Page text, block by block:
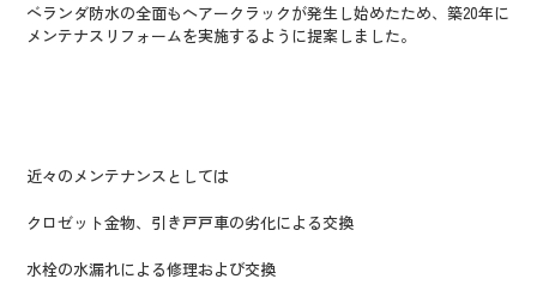
ベランダ防水の全面もヘアークラックが発生し始めたため、築20年に
メンテナスリフォームを実施するように提案しました。
近々のメンテナンスとしては
クロゼット金物、引き戸戸車の劣化による交換
水栓の水漏れによる修理および交換